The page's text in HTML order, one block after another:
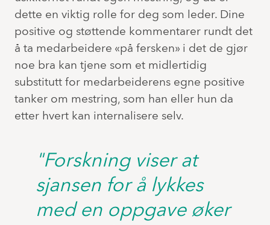
dette en viktig rolle for deg som leder. Dine
positive og støttende kommentarer rundt det
å ta medarbeidere «på fersken» i det de gjør
noe bra kan tjene som et midlertidig
substitutt for medarbeiderens egne positive
tanker om mestring, som han eller hun da
etter hvert kan internalisere selv.
"Forskning viser at
sjansen for å lykkes
med en oppgave øker